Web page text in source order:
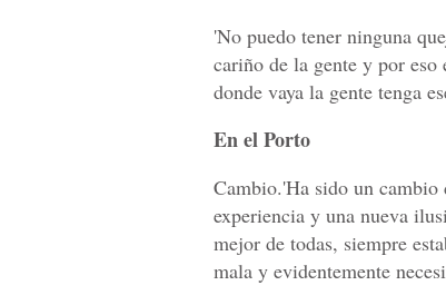
'No puedo tener ninguna
cariño de la gente y por eso
donde vaya la gente tenga
En el Porto
Cambio.'Ha sido un
experiencia y una nueva
mejor de todas, siempre
mala y evidentemente